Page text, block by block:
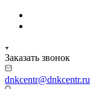
Заказать звонок
dnkcentr@dnkcentr.ru